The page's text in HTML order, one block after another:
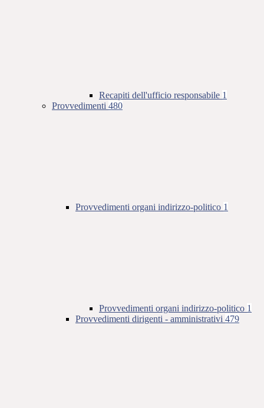
Recapiti dell'ufficio responsabile 1
Provvedimenti 480
Provvedimenti organi indirizzo-politico 1
Provvedimenti organi indirizzo-politico 1
Provvedimenti dirigenti - amministrativi 479